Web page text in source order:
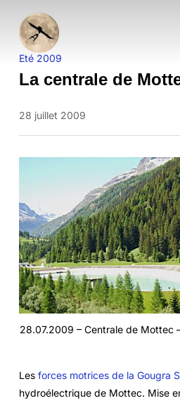
Eté 2009
La centrale de
28 juillet 2009
28.07.2009 – Centrale de Mottec
Les forces motrices de la Gougra
hydroélectrique de Mottec. Mise